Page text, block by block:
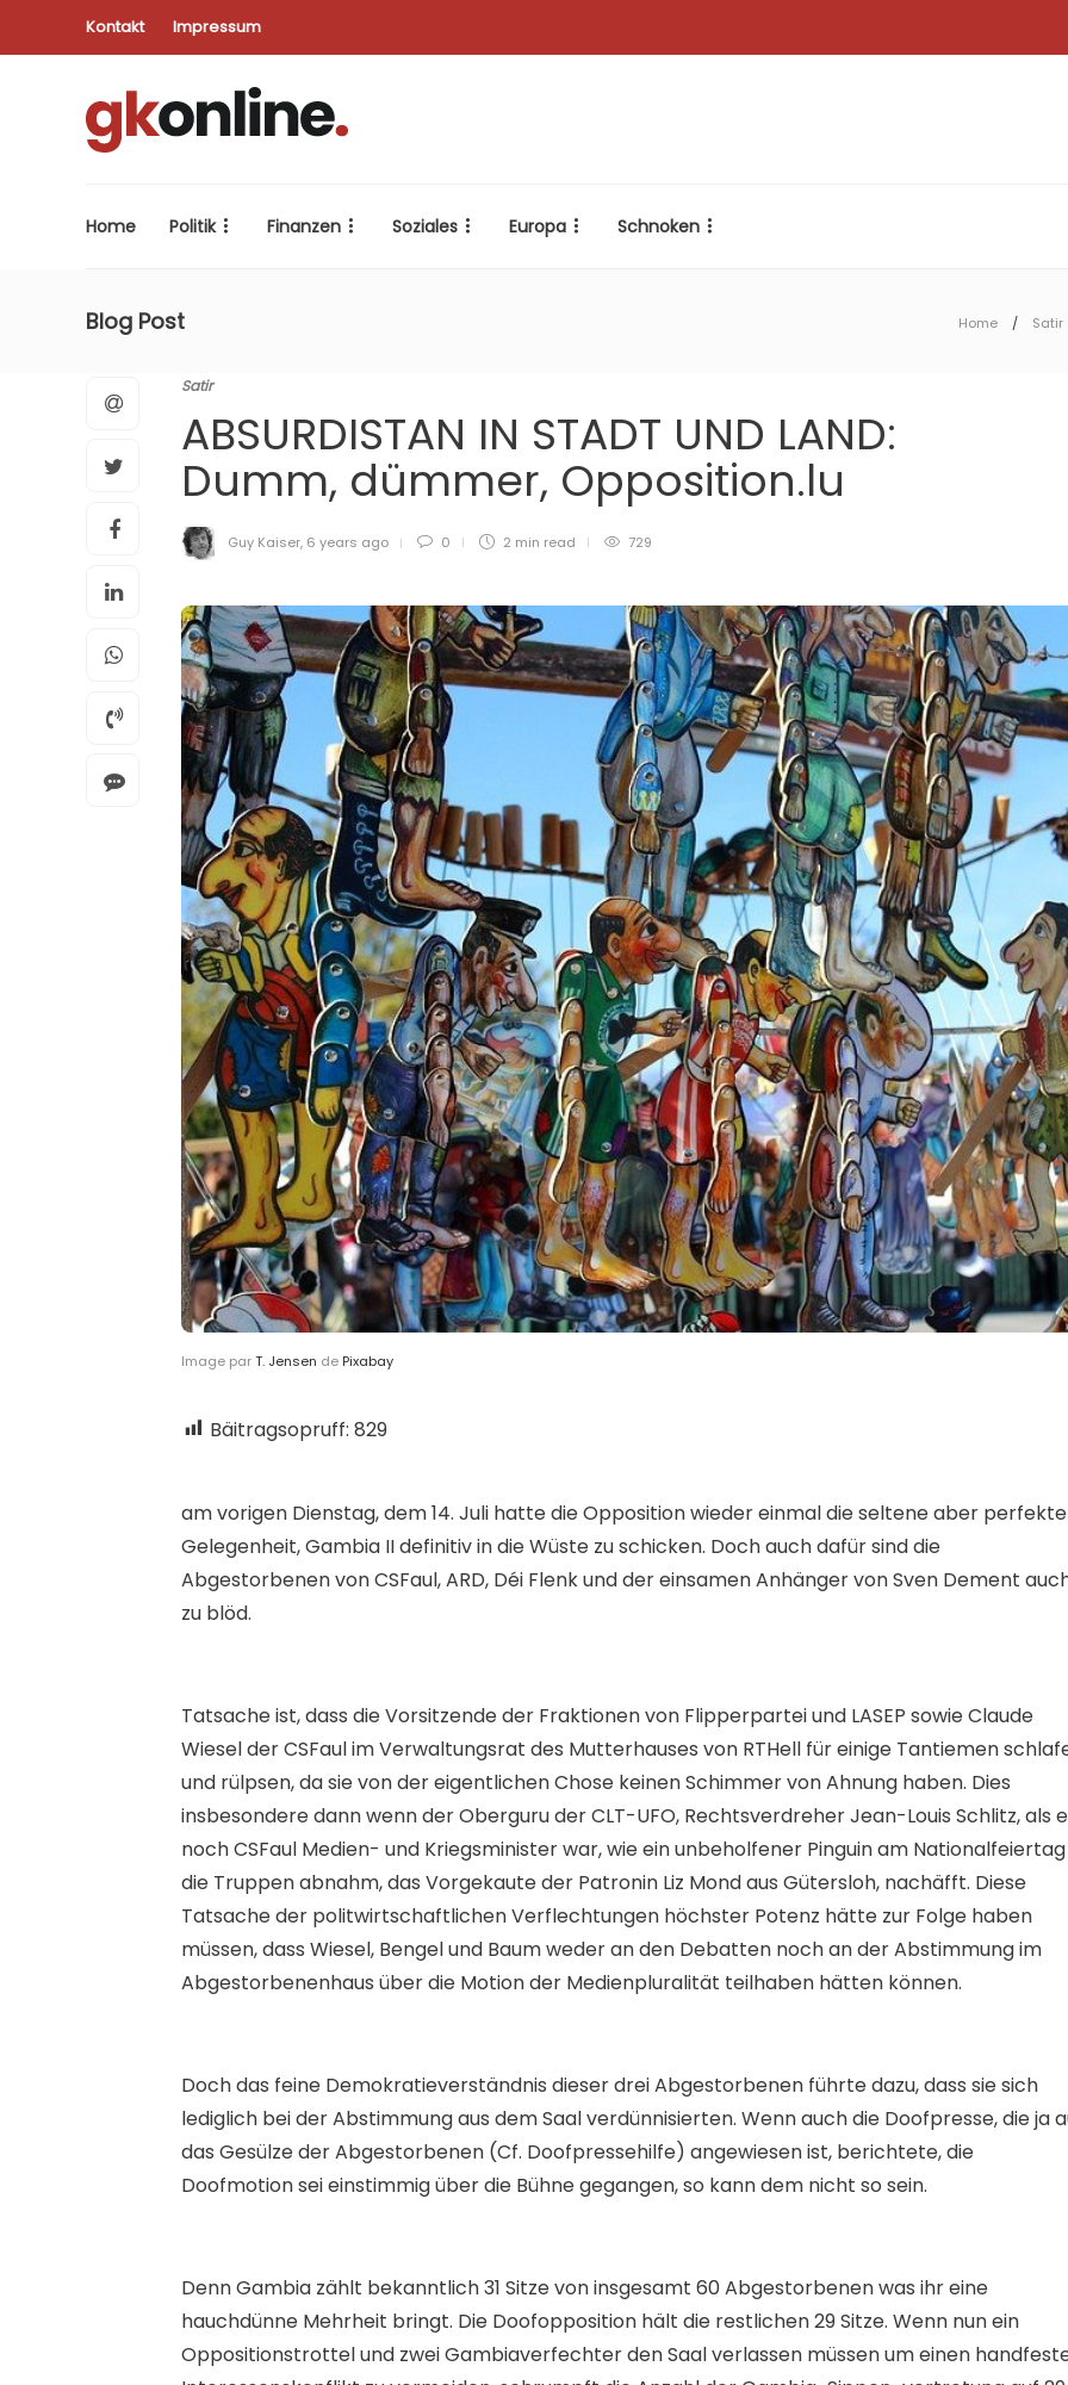
Kontakt Impressum
Home Politik Finanzen Soziales Europa Schnoken
Blog Post Home Satir
Satir
ABSURDISTAN IN STADT UND LAND:
Dumm, dümmer, Opposition.lu
Guy Kaiser, 6 years ago 0 2 min read 729
Image parT. Jensen de Pixabay
Bäitragsopruff: 829
am vorigen Dienstag, dem 14. Juli hatte die Opposition wieder einmal die seltene aber perfekte
Gelegenheit, Gambia II definitiv in die Wüste zu schicken. Doch auch dafür sind die
Abgestorbenen von CSFaul, ARD, Déi Flenk und der einsamen Anhänger von Sven Dement
zu blöd.
Tatsache ist, dass die Vorsitzende der Fraktionen von Flipperpartei und LASEP sowie Claude
Wiesel der CSFaul im Verwaltungsrat des Mutterhauses von RTHell für einige Tantiemen
und rülpsen, da sie von der eigentlichen Chose keinen Schimmer von Ahnung haben. Dies
insbesondere dann wenn der Oberguru der CLT-UFO, Rechtsverdreher Jean-Louis Schlitz, als
noch CSFaul Medien- und Kriegsminister war, wie ein unbeholfener Pinguin am Nationalfeiertag
die Truppen abnahm, das Vorgekaute der Patronin Liz Mond aus Gütersloh, nachäfft. Diese
Tatsache der politwirtschaftlichen Verflechtungen höchster Potenz hätte zur Folge haben
müssen, dass Wiesel, Bengel und Baum weder an den Debatten noch an der Abstimmung im
Abgestorbenenhaus über die Motion der Medienpluralität teilhaben hätten können.
Doch das feine Demokratieverständnis dieser drei Abgestorbenen führte dazu, dass sie sich
lediglich bei der Abstimmung aus dem Saal verdünnisierten. Wenn auch die Doofpresse, die ja
das Gesülze der Abgestorbenen (Cf. Doofpressehilfe) angewiesen ist, berichtete, die
Doofmotion sei einstimmig über die Bühne gegangen, so kann dem nicht so sein.
Denn Gambia zählt bekanntlich 31 Sitze von insgesamt 60 Abgestorbenen was ihr eine
hauchdünne Mehrheit bringt. Die Doofopposition hält die restlichen 29 Sitze. Wenn nun ein
Oppositionstrottel und zwei Gambiaverfechter den Saal verlassen müssen um einen